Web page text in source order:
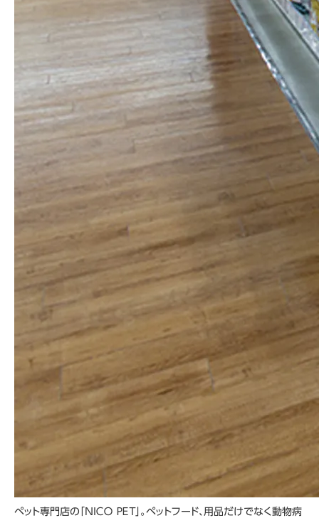
ペット専門店の「ＮＩＣＯ ＰＥＴ」。ペットフード、用品だけでなく動物病